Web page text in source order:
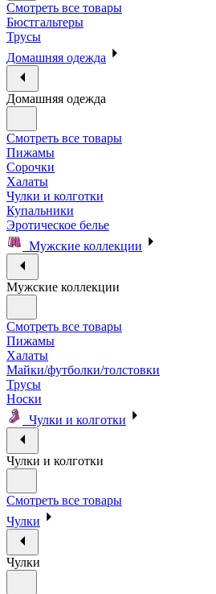
Смотреть все товары
Бюстгальтеры
Трусы
Домашняя одежда
Домашняя одежда
Смотреть все товары
Пижамы
Сорочки
Халаты
Чулки и колготки
Купальники
Эротическое белье
Мужские коллекции
Мужские коллекции
Смотреть все товары
Пижамы
Халаты
Майки/футболки/толстовки
Трусы
Носки
Чулки и колготки
Чулки и колготки
Смотреть все товары
Чулки
Чулки